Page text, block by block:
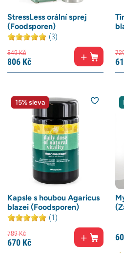
StressLess orální sprej
(Foodsporen)
(3)
849Kč
806 Kč
15% sleva
Kapsle s houbou Agaricus
blazei (Foodsporen)
(1)
789Kč
670 Kč